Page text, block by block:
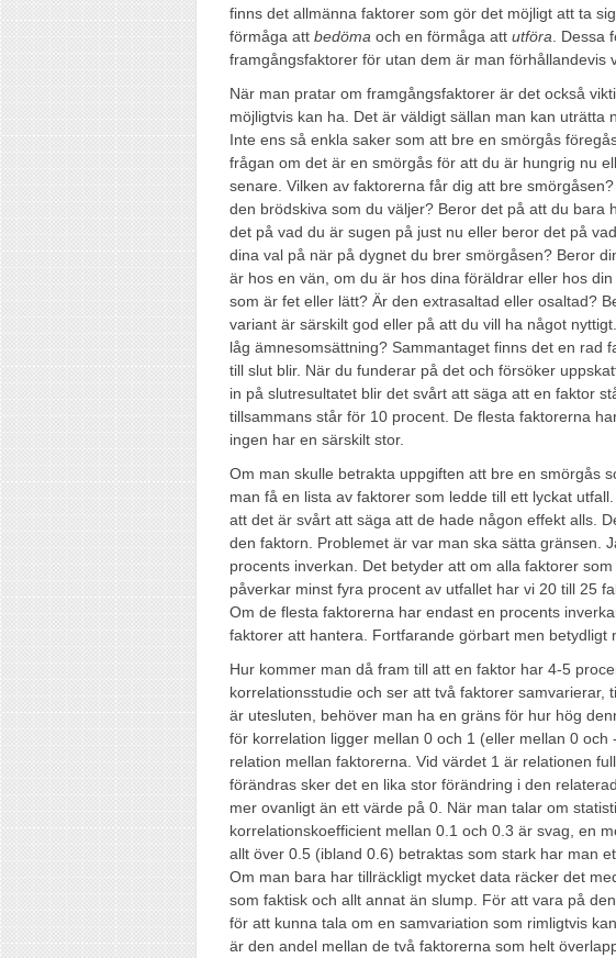
finns det allmänna faktorer som gör det möjligt att ta
förmåga att bedöma och en förmåga att utföra .
framgångsfaktorer för utan dem är man förhållandevis
När man pratar om framgångsfaktorer är det också
möjligtvis kan ha. Det är väldigt sällan man kan uträtta
Inte ens så enkla saker som att bre en smörgås
frågan om det är en smörgås för att du är hungrig nu
senare. Vilken av faktorerna får dig att bre
den brödskiva som du väljer? Beror det på att du bara
det på vad du är sugen på just nu eller beror det på
dina val på när på dygnet du brer smörgåsen? Beror
är hos en vän, om du är hos dina föräldrar eller hos
som är fet eller lätt? Är den extrasaltad eller osaltad?
variant är särskilt god eller på att du vill ha något
låg ämnesomsättning? Sammantaget finns det en rad
till slut blir. När du funderar på det och försöker
in på slutresultatet blir det svårt att säga att en faktor
tillsammans står för 10 procent. De flesta faktorerna
ingen har en särskilt stor.
Om man skulle betrakta uppgiften att bre en smörgås
man få en lista av faktorer som ledde till ett lyckat
att det är svårt att säga att de hade någon effekt alls.
den faktorn. Problemet är var man ska sätta gränsen.
procents inverkan. Det betyder att om alla faktorer
påverkar minst fyra procent av utfallet har vi 20 till 25
Om de flesta faktorerna har endast en procents
faktorer att hantera. Fortfarande görbart men betydligt
Hur kommer man då fram till att en faktor har 4-5
korrelationsstudie och ser att två faktorer samvarierar,
är utesluten, behöver man ha en gräns för hur hög
för korrelation ligger mellan 0 och 1 (eller mellan 0 och
relation mellan faktorerna. Vid värdet 1 är relationen
förändras sker det en lika stor förändring i den
mer ovanligt än ett värde på 0. När man talar om
korrelationskoefficient mellan 0.1 och 0.3 är svag, en
allt över 0.5 (ibland 0.6) betraktas som stark har man
Om man bara har tillräckligt mycket data räcker det
som faktisk och allt annat än slump. För att vara på
för att kunna tala om en samvariation som rimligtvis
är den andel mellan de två faktorerna som helt